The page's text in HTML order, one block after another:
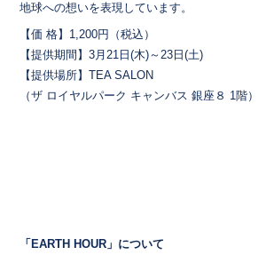
地球への想いを表現しています。
【価 格】1,200円（税込）
【提供期間】3月21日(木)～23日(土)
【提供場所】TEA SALON
（ザ ロイヤルパーク キャンバス 銀座８ 1階）
「EARTH HOUR」について